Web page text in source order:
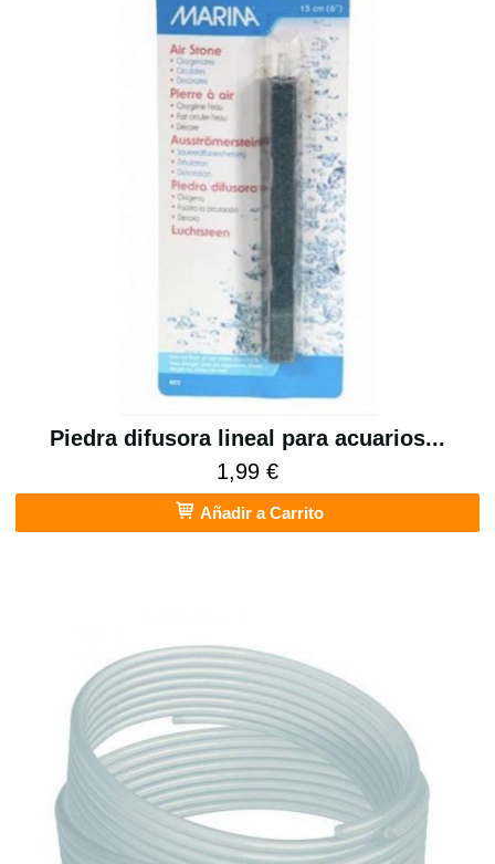
Piedra difusora lineal para acuarios...
1,99 €
Añadir a Carrito